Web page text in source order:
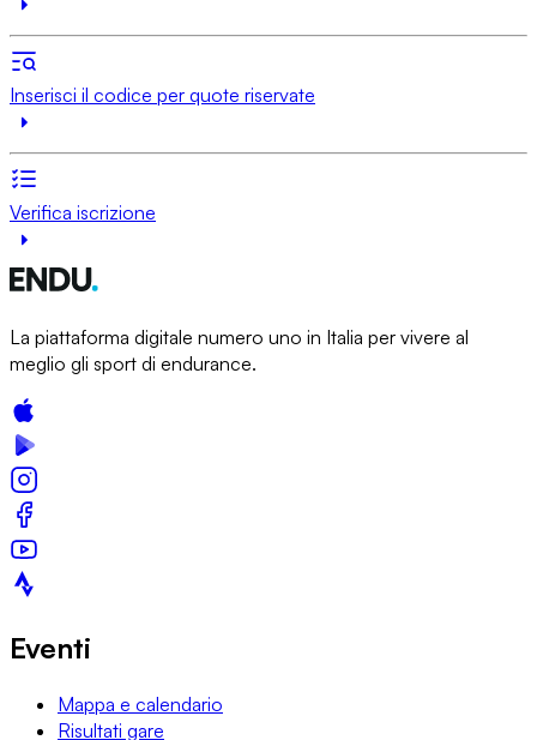
Inserisci il codice per quote riservate
Verifica iscrizione
La piattaforma digitale numero uno in Italia per vivere al
meglio gli sport di endurance.
Eventi
Mappa e calendario
Risultati gare